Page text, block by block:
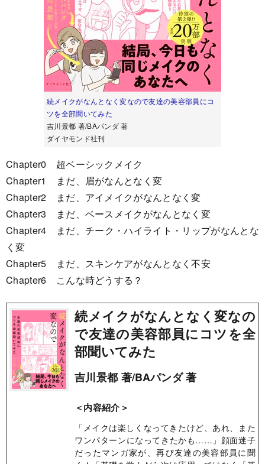
続メイクがなんとなく変なので友達の美容部員にコ
ツを全部聞いてみた
吉川景都 著/BAパンダ 著
ダイヤモンド社刊
Chapter0 超ベーシックメイク
Chapter1 まだ、眉がなんとなく変
Chapter2 まだ、アイメイクがなんとなく変
Chapter3 まだ、ベースメイクがなんとなく変
Chapter4 まだ、チーク・ハイライト・リップがなんとな
く変
Chapter5 まだ、スキンケアがなんとなく不安
Chapter6 こんな時どうする？
続メイクがなんとなく変なの
で友達の美容部員にコツを全
部聞いてみた
吉川景都 著/BAパンダ 著
＜内容紹介＞
「メイクは楽しくなってきたけど、あれ、また
ワンパターンになってきたかも……」顔面迷子
だったマンガ家が、再び友達の美容部員に聞